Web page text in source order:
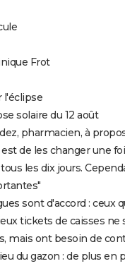
Frot
l'éclipse
solaire du 12 août
pharmacien, à
est de les changer une
les dix jours.
sont d'accord : ceux
tickets de caisses ne
mais ont besoin de
du gazon : de plus en